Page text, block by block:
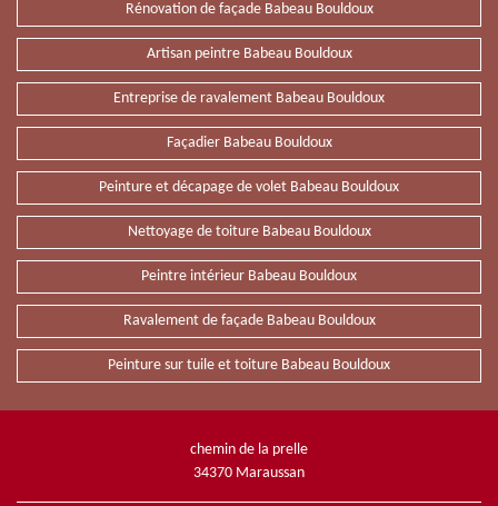
Rénovation de façade Babeau Bouldoux
Artisan peintre Babeau Bouldoux
Entreprise de ravalement Babeau Bouldoux
Façadier Babeau Bouldoux
Peinture et décapage de volet Babeau Bouldoux
Nettoyage de toiture Babeau Bouldoux
Peintre intérieur Babeau Bouldoux
Ravalement de façade Babeau Bouldoux
Peinture sur tuile et toiture Babeau Bouldoux
chemin de la prelle
34370 Maraussan